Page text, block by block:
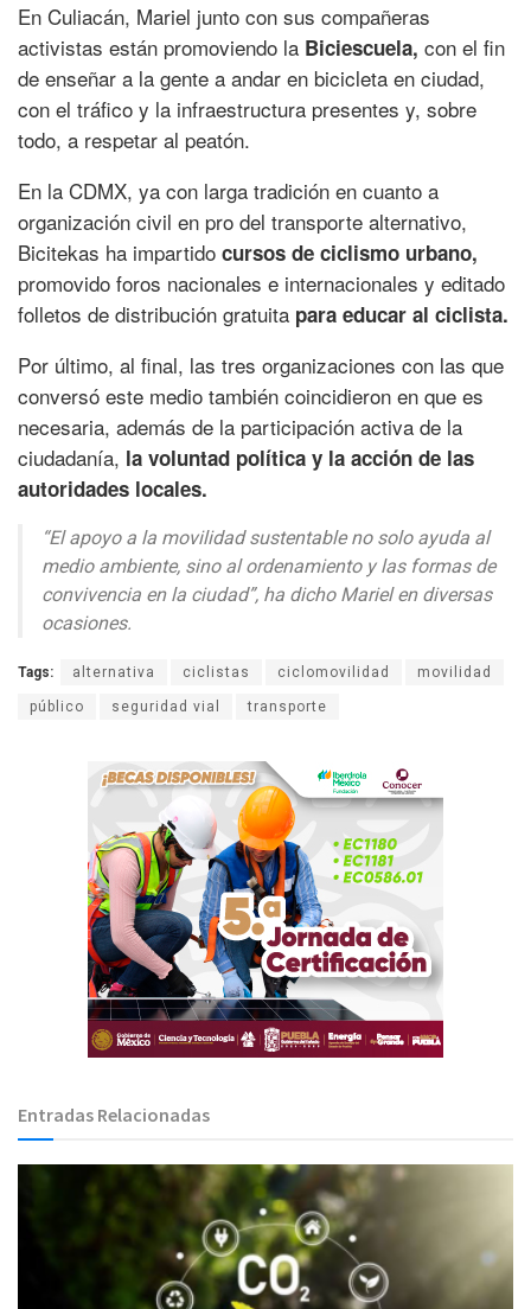
En Culiacán, Mariel junto con sus compañeras
activistas están promoviendo la Biciescuela, con el fin
de enseñar a la gente a andar en bicicleta en ciudad,
con el tráfico y la infraestructura presentes y, sobre
todo, a respetar al peatón.
En la CDMX, ya con larga tradición en cuanto a
organización civil en pro del transporte alternativo,
Bicitekas ha impartido cursos de ciclismo urbano,
promovido foros nacionales e internacionales y editado
folletos de distribución gratuita para educar al ciclista.
Por último, al final, las tres organizaciones con las que
conversó este medio también coincidieron en que es
necesaria, además de la participación activa de la
ciudadanía, la voluntad política y la acción de las
autoridades locales.
“El apoyo a la movilidad sustentable no solo ayuda al
medio ambiente, sino al ordenamiento y las formas de
convivencia en la ciudad”, ha dicho Mariel en diversas
ocasiones.
Tags: alternativa ciclistas ciclomovilidad movilidad
público seguridad vial transporte
Entradas Relacionadas